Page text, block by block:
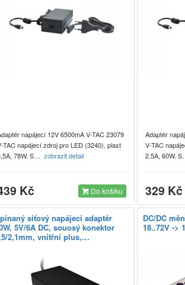
napájecí 12V 6500mA V-TAC 23079
TAC napájecí zdroj pro LED (3240), plast
78W. S… zobrazit detail
Kč Do košíku
Adaptér
V-TAC
2.5A, 60W.
329 Kč
síťový napájecí adaptér
5V/6A DC, souosý konektor
2,1mm, vnitřní plus,…
DC/DC
18..72V ->